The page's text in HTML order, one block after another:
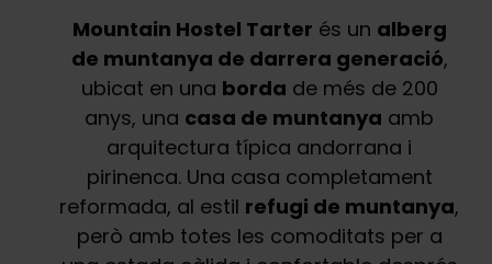
Mountain Hostel Tarter és un alberg
de muntanya de darrera generació,
ubicat en una borda de més de 200
anys, una casa de muntanya amb
arquitectura típica andorrana i
pirinenca. Una casa completament
reformada, al estil refugi de muntanya,
però amb totes les comoditats per a